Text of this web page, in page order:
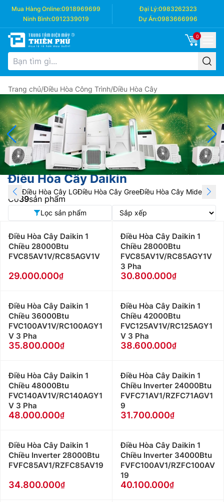
Mua Hàng Online:0918969699 Đại Lý:0983262323
Ninh Bình:0912339019 Dự Án:0983666996
0
Trang chủ/Điều Hòa Công Trình/Điều Hòa Cây
Điều Hòa Cây Daikin
Điều Hòa Cây LGĐiều Hòa Cây GreeĐiều Hòa Cây Midea Điều
Có39sản phẩm
Lọc sản phẩm
Điều Hòa Cây Daikin 1
Chiều 28000Btu
FVC85AV1V/RC85AGV1V
29.000.000
Điều Hòa Cây Daikin 1
Chiều 28000Btu
FVC85AV1V/RC85AGY1V
3 Pha
30.800.000
Điều Hòa Cây Daikin 1
Chiều 36000Btu
FVC100AV1V/RC100AGY1
V 3 Pha
35.800.000
Điều Hòa Cây Daikin 1
Chiều 42000Btu
FVC125AV1V/RC125AGY1
V 3 Pha
38.600.000
Điều Hòa Cây Daikin 1
Chiều 48000Btu
FVC140AV1V/RC140AGY1
V 3 Pha
48.000.000
Điều Hòa Cây Daikin 1
Chiều Inverter 24000Btu
FVFC71AV1/RZFC71AGV1
9
31.700.000
Điều Hòa Cây Daikin 1
Chiều Inverter 28000Btu
FVFC85AV1/RZFC85AV19
34.800.000
Điều Hòa Cây Daikin 1
Chiều Inverter 34000Btu
FVFC100AV1/RZFC100AV
19
40.100.000